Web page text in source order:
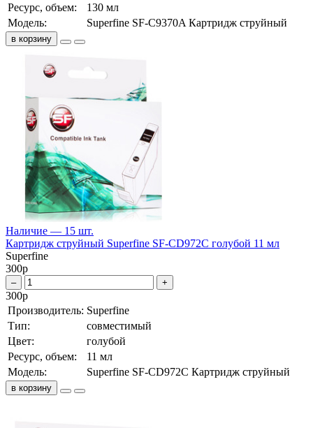
Ресурс, объем:
130 мл
Модель:
Superfine SF-C9370A Картридж струйный
в корзину
Наличие — 15 шт.
Картридж струйный Superfine SF-CD972C голубой 11 мл
Superfine
300р
– +
300р
Производитель: Superfine
Тип:
совместимый
Цвет:
голубой
Ресурс, объем:
11 мл
Модель:
Superfine SF-CD972C Картридж струйный
в корзину